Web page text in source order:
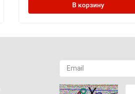
В корзину